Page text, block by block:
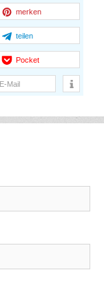
merken
teilen
Pocket
E-Mail